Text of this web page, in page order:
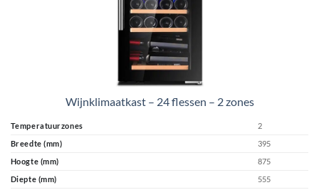
Wijnklimaatkast – 24 flessen – 2 zones
Temperatuurzones
2
Breedte (mm)
395
Hoogte (mm)
875
Diepte (mm)
555